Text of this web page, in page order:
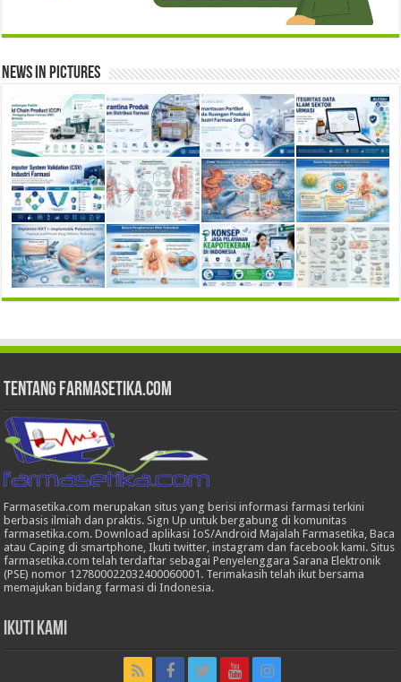
News in Pictures
Tentang Farmasetika.com
Farmasetika.com merupakan situs yang berisi informasi farmasi terkini
berbasis ilmiah dan praktis. Sign Up untuk bergabung di komunitas
farmasetika.com. Download aplikasi IoS/Android Majalah Farmasetika, Baca
atau Caping di smartphone, Ikuti twitter, instagram dan facebook kami. Situs
farmasetika.com telah terdaftar sebagai Penyelenggara Sarana Elektronik
(PSE) nomor 127800022032400060001. Terimakasih telah ikut bersama
memajukan bidang farmasi di Indonesia.
Ikuti Kami